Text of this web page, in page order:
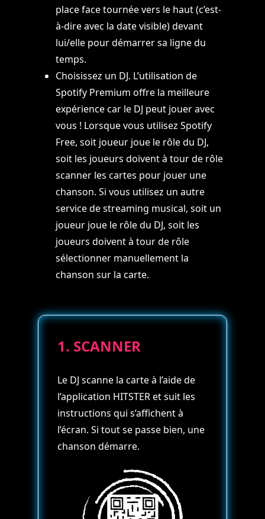
place face tournée vers le haut (c’est-
à-dire avec la date visible) devant
lui/elle pour démarrer sa ligne du
temps.
Choisissez un DJ. L’utilisation de
Spotify Premium offre la meilleure
expérience car le DJ peut jouer avec
vous ! Lorsque vous utilisez Spotify
Free, soit joueur joue le rôle du DJ,
soit les joueurs doivent à tour de rôle
scanner les cartes pour jouer une
chanson. Si vous utilisez un autre
service de streaming musical, soit un
joueur joue le rôle du DJ, soit les
joueurs doivent à tour de rôle
sélectionner manuellement la
chanson sur la carte.
1. SCANNER
Le DJ scanne la carte à l’aide de
l’application HITSTER et suit les
instructions qui s’affichent à
l’écran. Si tout se passe bien, une
chanson démarre.